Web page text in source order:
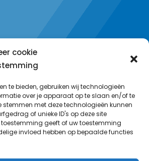
cookie
te bieden, gebruiken wij technologieën
over je apparaat op te slaan en/of te
stemmen met deze technologieën kunnen
of unieke ID's op deze site
toestemming geeft of uw toestemming
invloed hebben op bepaalde functies